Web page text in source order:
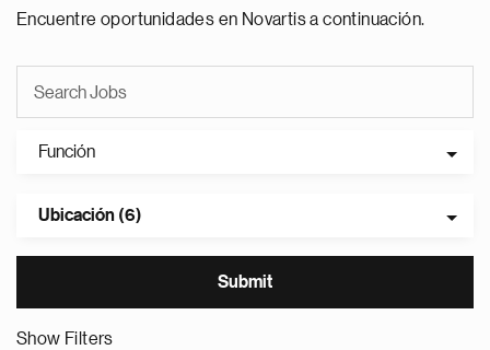
Encuentre oportunidades en Novartis a continuación.
Función
Ubicación (6)
Show Filters